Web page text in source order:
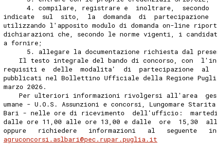
4. compilare, registrare e  inoltrare,  secondo
indicate  sul  sito,  la  domanda  di  partecipazione
utilizzando l'apposito modulo di domanda on-line
dichiarazioni che, secondo le norme vigenti, i
a fornire;
5. allegare la documentazione richiesta dal
Il testo integrale del bando di concorso, con
requisiti e  delle  modalita'  di  partecipazione  al
pubblicati nel Bollettino Ufficiale della Regione
marzo 2026.
Per ulteriori informazioni rivolgersi all'area
umane - U.O.S. Assunzioni e concorsi, Lungomare
Bari - nelle ore di ricevimento  dell'ufficio:
dalle ore 11,00 alle ore 13,00 e dalle  ore  15,30
oppure   richiedere   informazioni   al   seguente
agruconcorsi.aslbari@pec.rupar.puglia.it